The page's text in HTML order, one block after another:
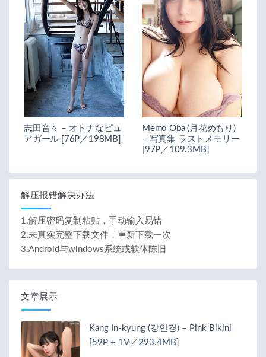
志田音々 – オトナなピュ
アガール [76P／198MB]
Memo Oba (月花めもり)
– 写真集 ラストメモリー
[97P／109.3MB]
解压报错解决办法
1.解压密码复制粘贴，手动输入易错
2.未真实完整下载文件，重新下载一次
3.Android与windows系统或软体陈旧
文章展示
Kang In-kyung (강인경) – Pink Bikini
[59P + 1V／293.4MB]